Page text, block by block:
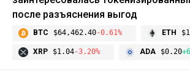
после разъяснения выгод
BTC $64,462.40-0.61% ETH
XRP $1.04-3.20% ADA $0.20